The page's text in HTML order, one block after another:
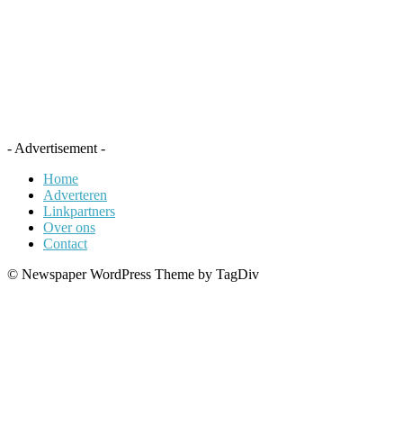
- Advertisement -
Home
Adverteren
Linkpartners
Over ons
Contact
© Newspaper WordPress Theme by TagDiv